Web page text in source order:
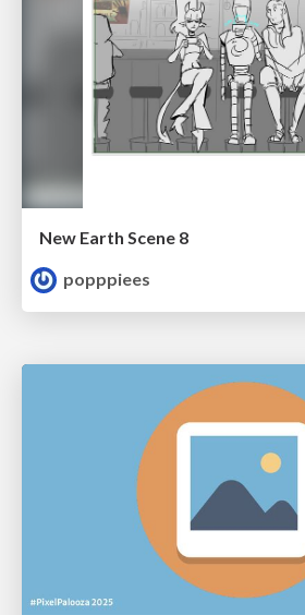
New Earth Scene 8
popppiees